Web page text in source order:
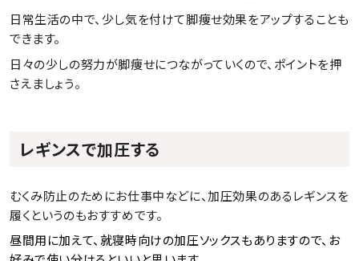
日常生活の中で、少し気を付けて脚痩せ効果をアップすることも
できます。
日々の少しの努力が脚痩せにつながっていくので、ポイントを押
さえましょう。
レギンスで加圧する
むくみ防止のためにお仕事中などに、加圧効果のあるレギンスを
履くというのもおすすめです。
昼間用に加えて、就寝時向けの加圧ソックスもありますので、お